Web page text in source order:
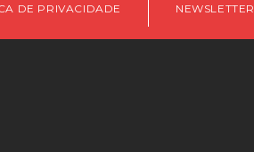
DE PRIVACIDADE NEWSLETTER